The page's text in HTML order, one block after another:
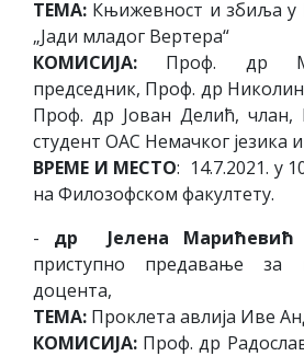
ТЕМА: Књижевност и збиља у
„Јади младог Вертера“
КОМИСИЈА: Проф. др
председник, Проф. др
Проф. др Јован Делић, члан,
студент ОАС Немачког језика
ВРЕМЕ И МЕСТО: 14.7.2021. у
на Филозофском факултету.
- др Јелена Марићевић
приступно предавање
доцента,
ТЕМА: Проклета авлија Иве
КОМИСИЈА: Проф. др